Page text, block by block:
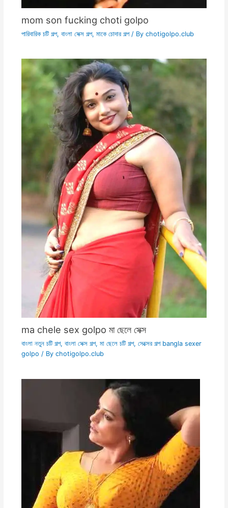
mom son fucking choti golpo
পারিবারিক চটি গল্প, বাংলা সেক্স গল্প, মাকে চোদার গল্প/ By chotigolpo.club
ma chele sex golpo মা ছেলে সেক্স
বাংলা নতুন চটি গল্প, বাংলা সেক্স গল্প, মা ছেলে চটি গল্প, সেক্সের গল্প bangla sexer
golpo / By chotigolpo.club